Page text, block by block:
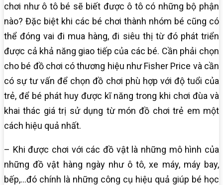
chơi như ô tô bé sẽ biết được ô tô có những bộ phận
nào? Đặc biệt khi các bé chơi thành nhóm bé cũng có
thể đóng vai đi mua hàng, đi siêu thị từ đó phát triển
được cả khả năng giao tiếp của các bé. Cần phải chọn
cho bé đồ chơi có thương hiệu như Fisher Price và cần
có sự tư vấn để chọn đồ chơi phù hợp với độ tuổi của
trẻ, để bé phát huy được kĩ năng trong khi chơi đùa và
khai thác giá trị sử dụng từ món đồ chơi trẻ em một
cách hiệu quả nhất.
– Khi được chơi với các đồ vật là những mô hình của
những đồ vật hàng ngày như ô tô, xe máy, máy bay,
bếp,…đó chính là những công cụ hiệu quả giúp bé học